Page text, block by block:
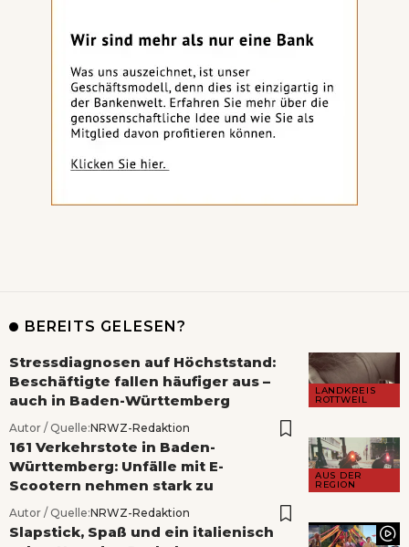
BEREITS GELESEN?
LANDKREIS
ROTTWEIL
Stressdiagnosen auf Höchststand:
Beschäftigte fallen häufiger aus –
auch in Baden-Württemberg
Autor / Quelle:NRWZ-Redaktion
AUS DER
REGION
161 Verkehrstote in Baden-
Württemberg: Unfälle mit E-
Scootern nehmen stark zu
Autor / Quelle:NRWZ-Redaktion
Slapstick, Spaß und ein italienisch